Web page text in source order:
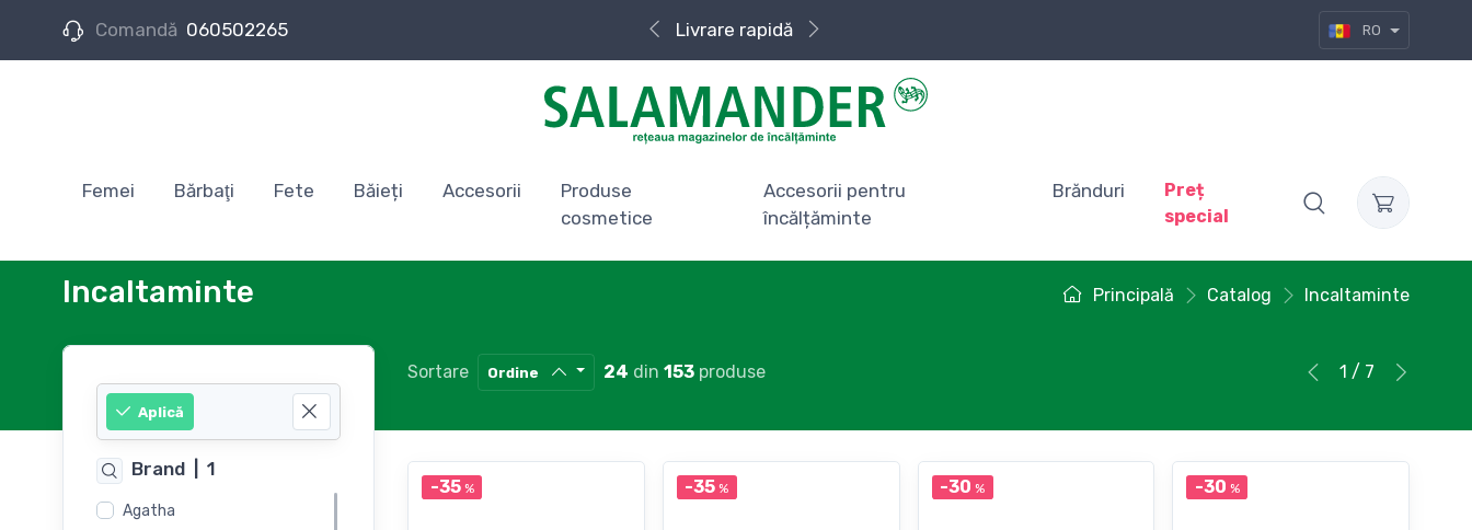
Comandă 060502265 Livrare rapidă RO
Femei Bărbaţi Fete Băieți Accesorii
Produse
cosmetice
Accesorii pentru
încălțăminte
Brănduri
Preț
special
Principală Catalog Incaltaminte
Incaltaminte
Aplică
Brand 1
Agatha
Sortare Ordine 24 din 153 produse 1 / 7
-35% -35 % -30 % -30 %